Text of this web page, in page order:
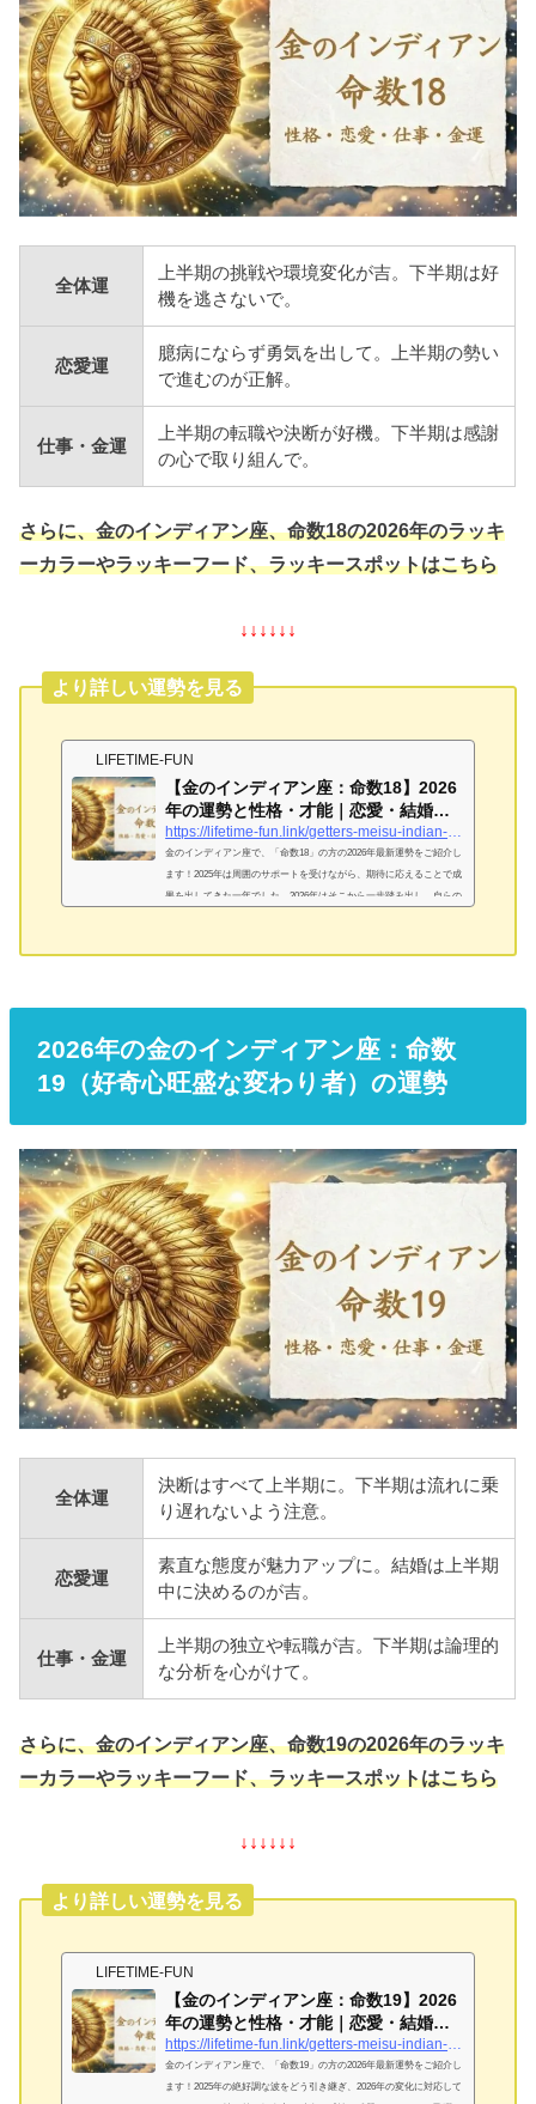
全体運
上半期の挑戦や環境変化が吉。下半期は好
機を逃さないで。
恋愛運
臆病にならず勇気を出して。上半期の勢い
で進むのが正解。
仕事・金運
上半期の転職や決断が好機。下半期は感謝
の心で取り組んで。
さらに、金のインディアン座、命数18の2026年のラッキ
ーカラーやラッキーフード、ラッキースポットはこちら
↓↓↓↓↓↓
より詳しい運勢を見る
LIFETIME-FUN
【金のインディアン座：命数18】2026
年の運勢と性格・才能｜恋愛・結婚・
金運を完...
https://lifetime-fun.link/getters-meisu-indian-gold-18
金のインディアン座で、「命数18」の方の2026年最新運勢をご紹介し
ます！2025年は周囲のサポートを受けながら、期待に応えることで成
果を出してきた一年でした。2026年はそこから一歩踏み出し、自らの
2026年の金のインディアン座：命数
19（好奇心旺盛な変わり者）の運勢
全体運
決断はすべて上半期に。下半期は流れに乗
り遅れないよう注意。
恋愛運
素直な態度が魅力アップに。結婚は上半期
中に決めるのが吉。
仕事・金運
上半期の独立や転職が吉。下半期は論理的
な分析を心がけて。
さらに、金のインディアン座、命数19の2026年のラッキ
ーカラーやラッキーフード、ラッキースポットはこちら
↓↓↓↓↓↓
より詳しい運勢を見る
LIFETIME-FUN
【金のインディアン座：命数19】2026
年の運勢と性格・才能｜恋愛・結婚・
金運を完...
https://lifetime-fun.link/getters-meisu-indian-gold-19
金のインディアン座で、「命数19」の方の2026年最新運勢をご紹介し
ます！2025年の絶好調な波をどう引き継ぎ、2026年の変化に対応して